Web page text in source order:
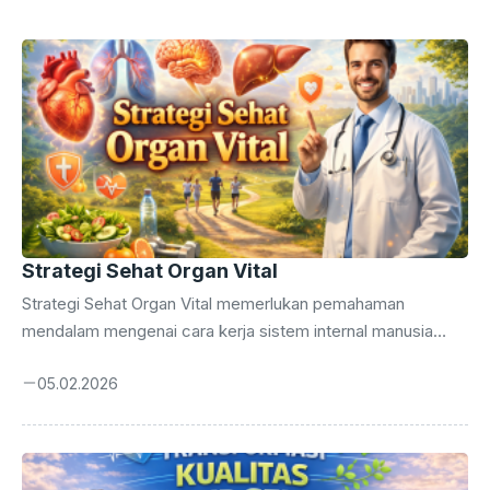
Strategi Sehat Organ Vital
Strategi Sehat Organ Vital memerlukan pemahaman
mendalam mengenai cara kerja sistem internal manusia
agar kualitas hidup tetap terjaga hingga masa tua nanti.
mendetail setiap saat. Banyak orang mengabaikan sinyal
05.02.2026